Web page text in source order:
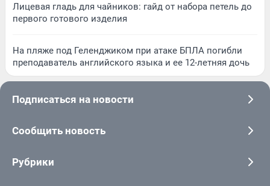
Лицевая гладь для чайников: гайд от набора петель до
первого готового изделия
На пляже под Геленджиком при атаке БПЛА погибли
преподаватель английского языка и ее 12-летняя дочь
Подписаться на новости
Сообщить новость
Рубрики